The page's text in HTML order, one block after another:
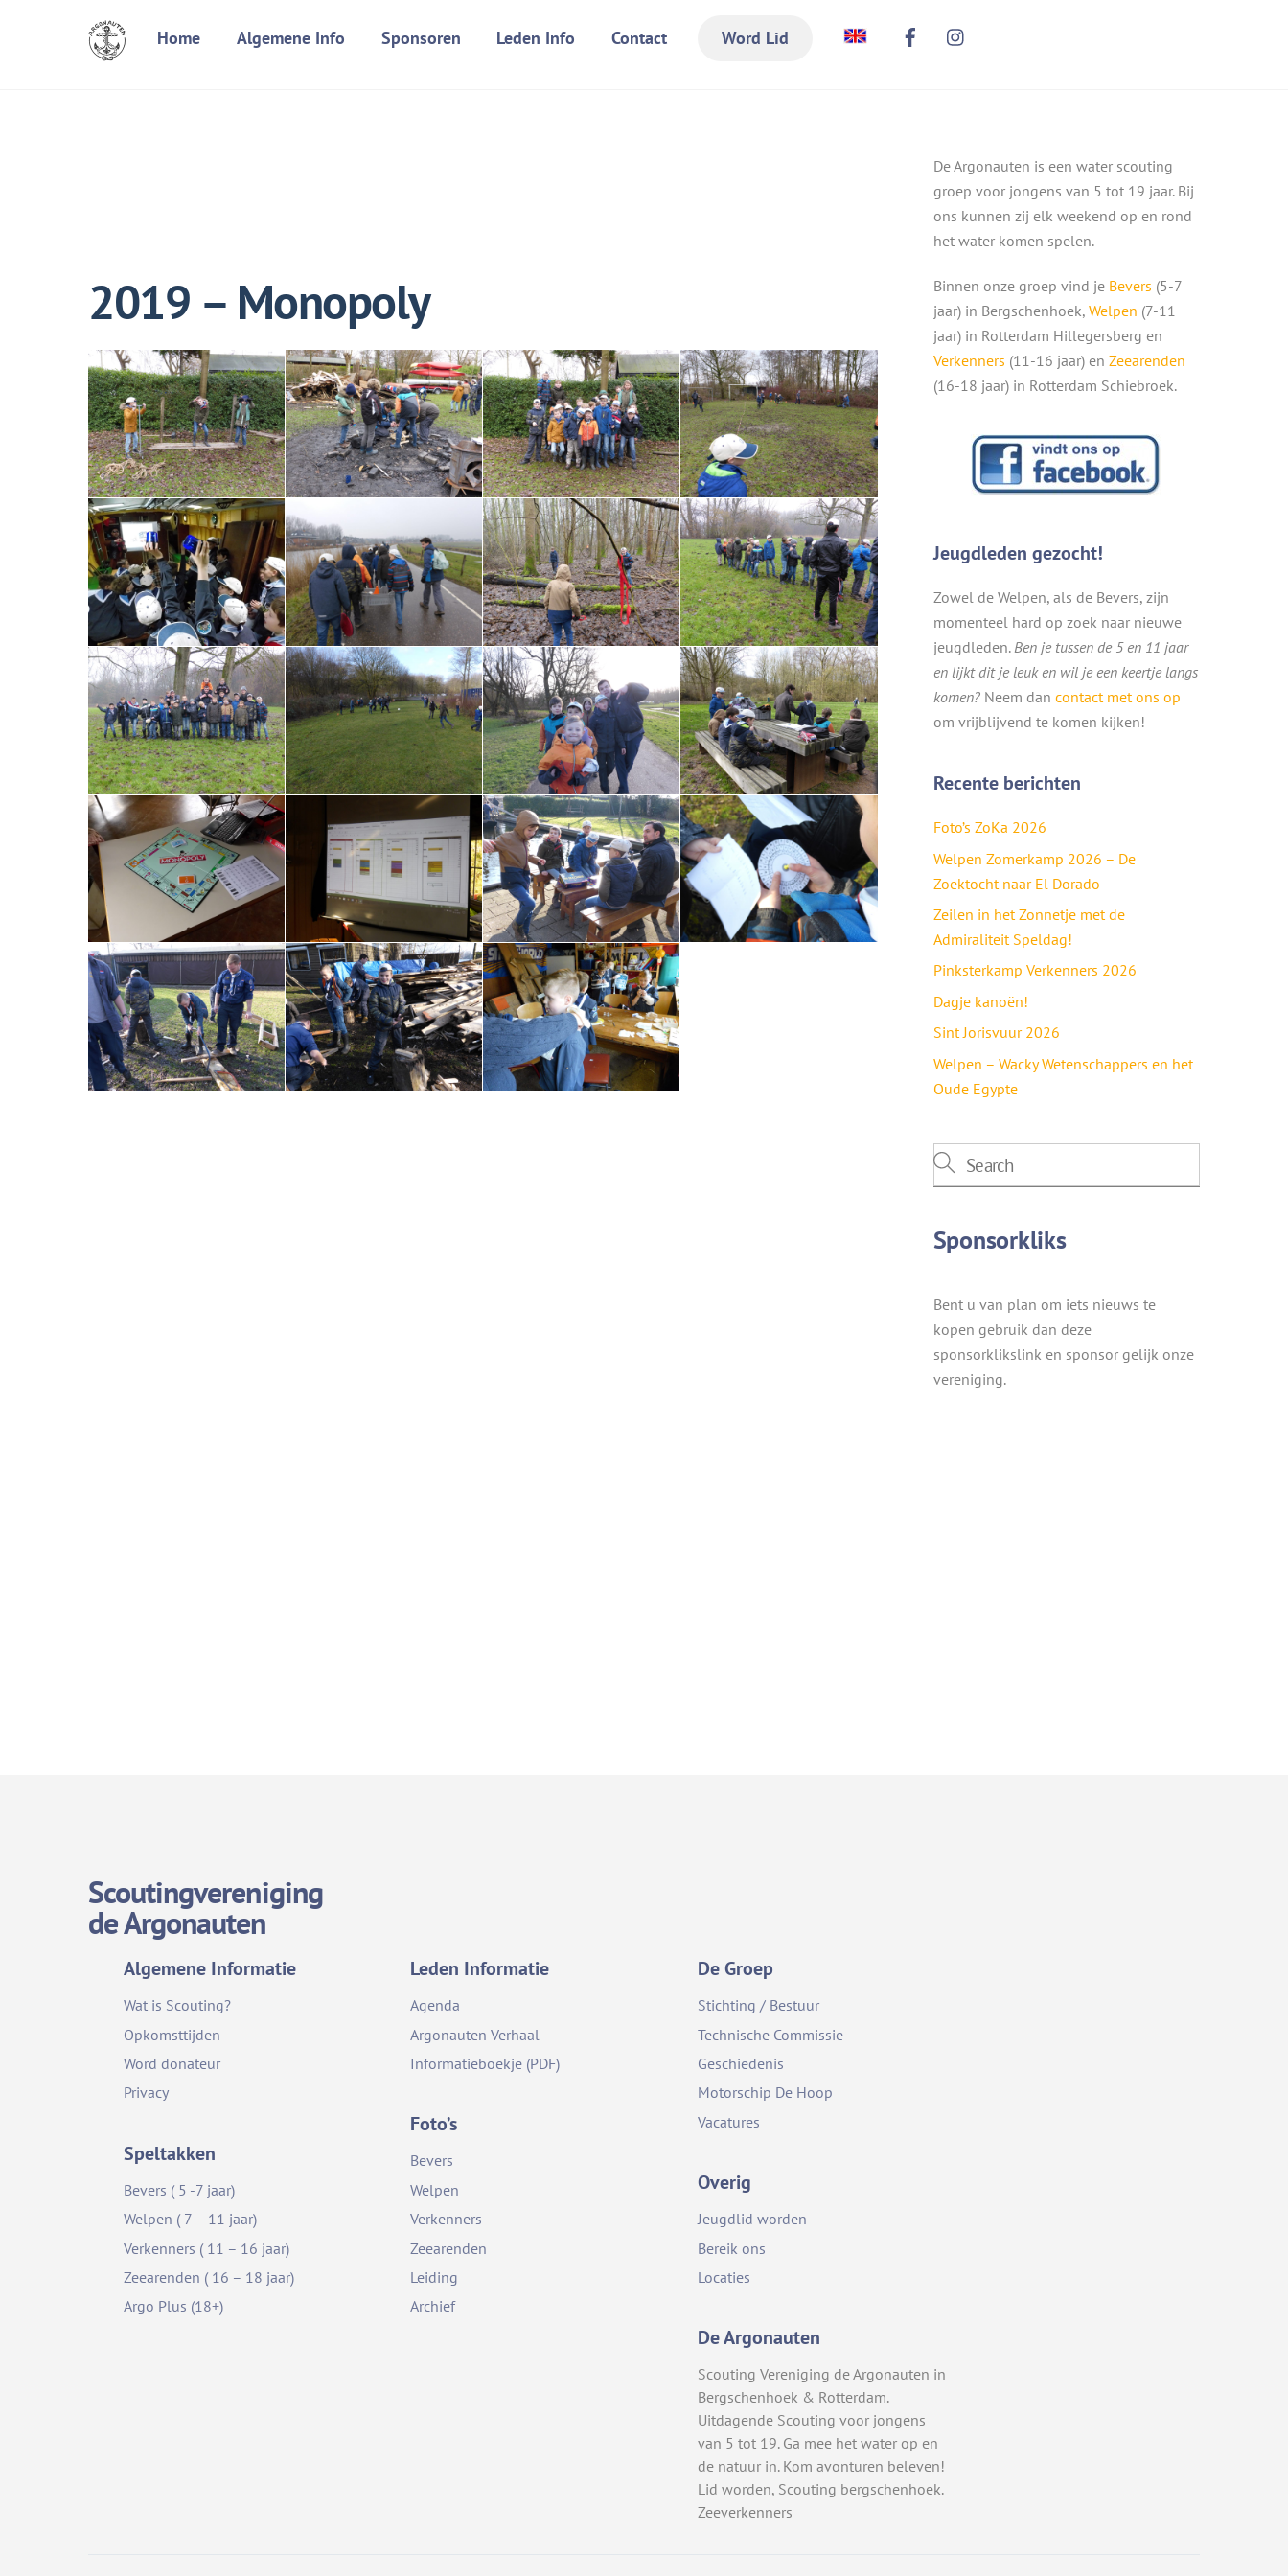
Home Algemene Info Sponsoren Leden Info Contact Word Lid
2019 – Monopoly
De Argonauten is een water scouting
groep voor jongens van 5 tot 19 jaar. Bij
ons kunnen zij elk weekend op en rond
het water komen spelen.
Binnen onze groep vind je Bevers (5-7
jaar) in Bergschenhoek, Welpen (7-11
jaar) in Rotterdam Hillegersberg en
Verkenners (11-16 jaar) en Zeearenden
(16-18 jaar) in Rotterdam Schiebroek.
Jeugdleden gezocht!
Zowel de Welpen, als de Bevers, zijn
momenteel hard op zoek naar nieuwe
jeugdleden. Ben je tussen de 5 en 11 jaar
en lijkt dit je leuk en wil je een keertje langs
komen?Neem dan contact met ons op
om vrijblijvend te komen kijken!
Recente berichten
Foto’s ZoKa 2026
Welpen Zomerkamp 2026 – De
Zoektocht naar El Dorado
Zeilen in het Zonnetje met de
Admiraliteit Speldag!
Pinksterkamp Verkenners 2026
Dagje kanoën!
Sint Jorisvuur 2026
Welpen – Wacky Wetenschappers en het
Oude Egypte
Sponsorkliks
Bent u van plan om iets nieuws te
kopen gebruik dan deze
sponsorklikslink en sponsor gelijk onze
vereniging.
Scoutingvereniging
de Argonauten
Algemene Informatie
Wat is Scouting?
Opkomsttijden
Word donateur
Privacy
Speltakken
Bevers ( 5 -7 jaar)
Welpen ( 7 – 11 jaar)
Verkenners ( 11 – 16 jaar)
Zeearenden ( 16 – 18 jaar)
Argo Plus (18+)
Leden Informatie
Agenda
Argonauten Verhaal
Informatieboekje (PDF)
Foto’s
Bevers
Welpen
Verkenners
Zeearenden
Leiding
Archief
De Groep
Stichting / Bestuur
Technische Commissie
Geschiedenis
Motorschip De Hoop
Vacatures
Overig
Jeugdlid worden
Bereik ons
Locaties
De Argonauten
Scouting Vereniging de Argonauten in
Bergschenhoek & Rotterdam.
Uitdagende Scouting voor jongens
van 5 tot 19. Ga mee het water op en
de natuur in. Kom avonturen beleven!
Lid worden, Scouting bergschenhoek.
Zeeverkenners